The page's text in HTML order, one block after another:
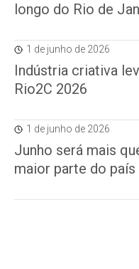
longo do Rio de
1 de junho de 2026
Indústria criativa
Rio2C 2026
1 de junho de 2026
Junho será mais
maior parte do país